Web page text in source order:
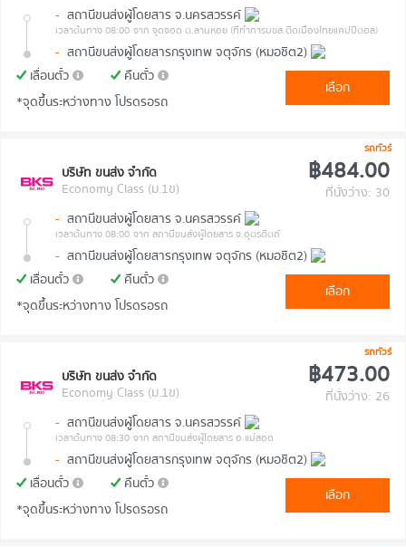
- สถานีขนส่งผู้โดยสาร จ.นครสวรรค์
เวลาต้นทาง 08:00 จาก จุดจอด ต.ลานหอย (ที่ทำการบขส.ติดเมืองไทยแคปปิตอล)
- สถานีขนส่งผู้โดยสารกรุงเทพ จตุจักร (หมอชิต2)
เลื่อนตั๋ว
คืนตั๋ว
*จุดขึ้นระหว่างทาง โปรดรอรถ
เลือก
รถทัวร์
บริษัท ขนส่ง จำกัด
Economy Class (ม.1ข)
฿484.00
ที่นั่งว่าง: 30
- สถานีขนส่งผู้โดยสาร จ.นครสวรรค์
เวลาต้นทาง 08:00 จาก สถานีขนส่งผู้โดยสาร จ.อุตรดิตถ์
- สถานีขนส่งผู้โดยสารกรุงเทพ จตุจักร (หมอชิต2)
เลื่อนตั๋ว
คืนตั๋ว
*จุดขึ้นระหว่างทาง โปรดรอรถ
เลือก
รถทัวร์
บริษัท ขนส่ง จำกัด
Economy Class (ม.1ข)
฿473.00
ที่นั่งว่าง: 26
- สถานีขนส่งผู้โดยสาร จ.นครสวรรค์
เวลาต้นทาง 08:30 จาก สถานีขนส่งผู้โดยสาร อ.แม่สอด
- สถานีขนส่งผู้โดยสารกรุงเทพ จตุจักร (หมอชิต2)
เลื่อนตั๋ว
คืนตั๋ว
*จุดขึ้นระหว่างทาง โปรดรอรถ
เลือก